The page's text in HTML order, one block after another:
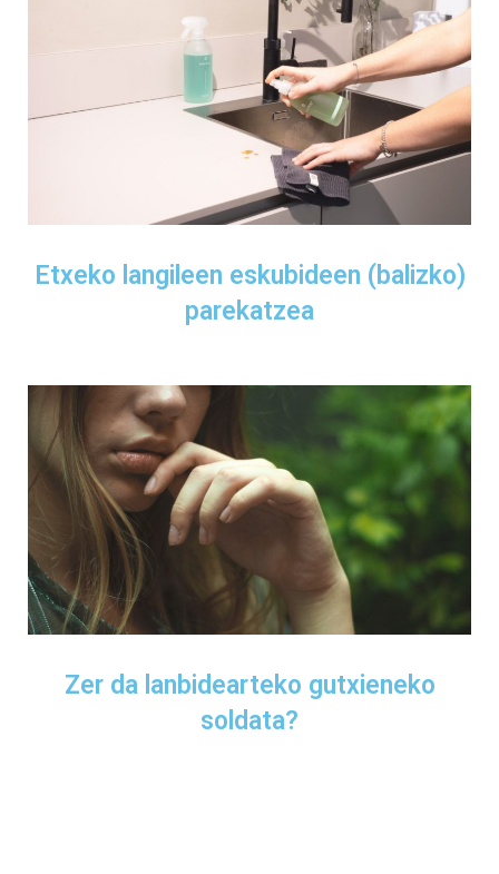
Etxeko langileen eskubideen (balizko)
parekatzea
Zer da lanbidearteko gutxieneko
soldata?